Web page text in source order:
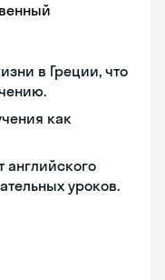
в Греции, что
как
английского
уроков.